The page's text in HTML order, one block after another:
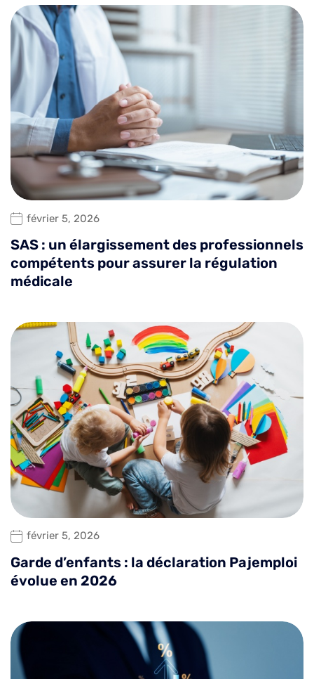
février 5, 2026
SAS : un élargissement des professionnels
compétents pour assurer la régulation
médicale
février 5, 2026
Garde d’enfants : la déclaration Pajemploi
évolue en 2026